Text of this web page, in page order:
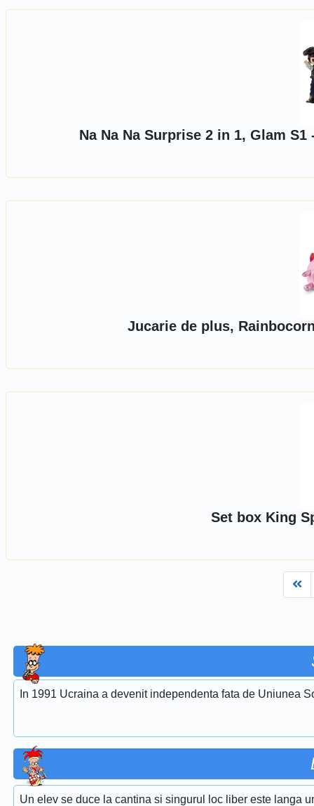
Na Na Na Surprise 2 in 1, Glam
Jucarie de plus,
Set box King
In 1991 Ucraina a devenit independenta fata de Uniunea
Un elev se duce la cantina si singurul loc liber este langa